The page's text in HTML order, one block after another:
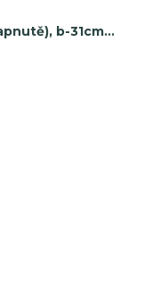
b-31cm...